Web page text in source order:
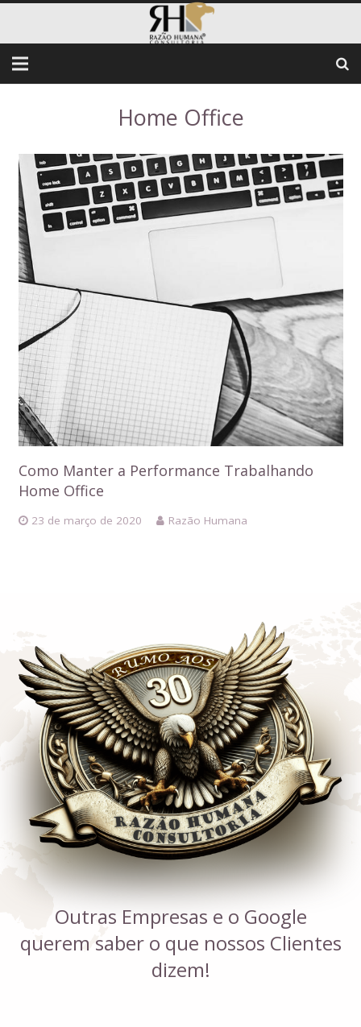
Home Office
Como Manter a Performance Trabalhando
Home Office
23 de março de 2020 Razão Humana
Outras Empresas e o Google
querem saber o que nossos Clientes
dizem!